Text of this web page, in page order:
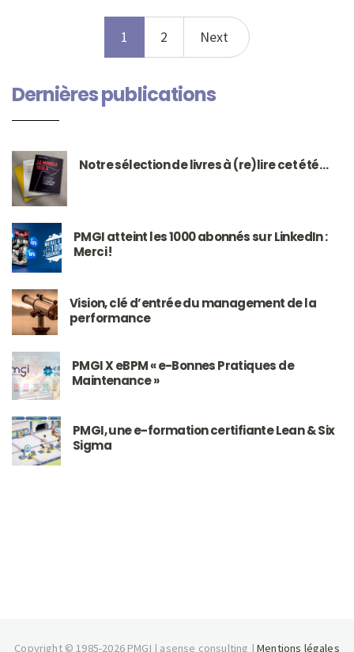
1 2 Next
Dernières publications
Notre sélection de livres à (re)lire cet été…
PMGI atteint les 1000 abonnés sur LinkedIn :
Merci !
Vision, clé d’entrée du management de la
performance
PMGI X eBPM « e-Bonnes Pratiques de
Maintenance »
PMGI, une e-formation certifiante Lean & Six
Sigma
Copyright © 1985-2026 PMGI | asense consulting | Mentions légales